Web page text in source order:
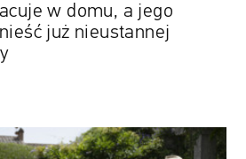
w domu, a jego
już nieustannej